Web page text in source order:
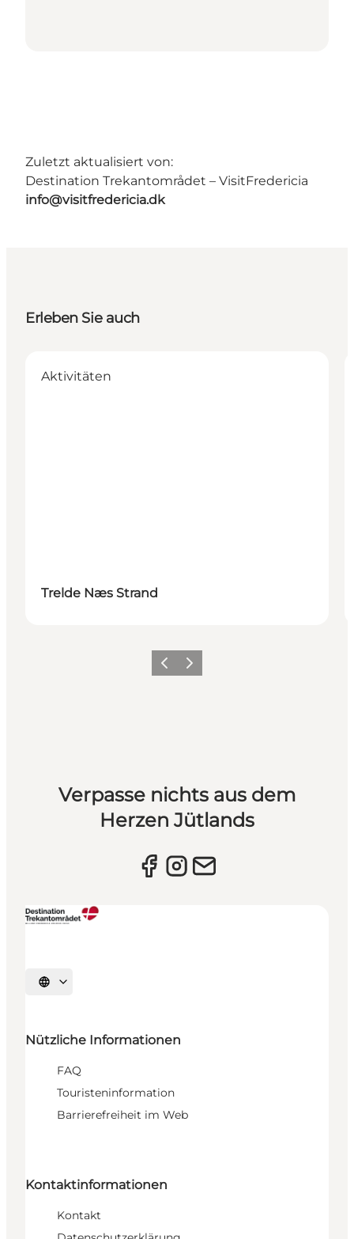
Zuletzt aktualisiert von:
Destination Trekantområdet – VisitFredericia
info@visitfredericia.dk
Erleben Sie auch
Aktivitäten
Trelde Næs Strand
Vorherige Folie
Nächste Folie
Verpasse nichts aus dem
Herzen Jütlands
Sprache auswählen
Nützliche Informationen
FAQ
Touristeninformation
Barrierefreiheit im Web
Kontaktinformationen
Kontakt